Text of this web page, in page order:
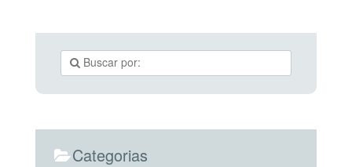
Categorias